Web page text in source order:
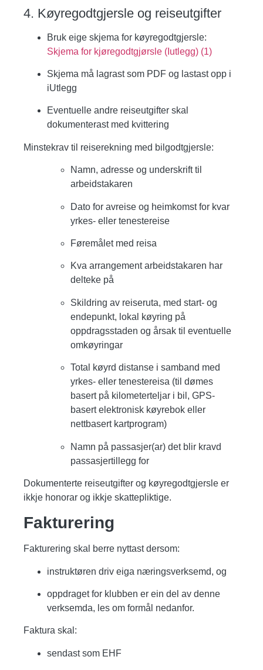
4. Køyregodtgjersle og reiseutgifter
Bruk eige skjema for køyregodtgjersle:
Skjema for kjøregodtgjørsle (Iutlegg) (1)
Skjema må lagrast som PDF og lastast opp i
iUtlegg
Eventuelle andre reiseutgifter skal
dokumenterast med kvittering
Minstekrav til reiserekning med bilgodtgjersle:
Namn, adresse og underskrift til
arbeidstakaren
Dato for avreise og heimkomst for kvar
yrkes- eller tenestereise
Føremålet med reisa
Kva arrangement arbeidstakaren har
delteke på
Skildring av reiseruta, med start- og
endepunkt, lokal køyring på
oppdragsstaden og årsak til eventuelle
omkøyringar
Total køyrd distanse i samband med
yrkes- eller tenestereisa (til dømes
basert på kilometerteljar i bil, GPS-
basert elektronisk køyrebok eller
nettbasert kartprogram)
Namn på passasjer(ar) det blir kravd
passasjertillegg for
Dokumenterte reiseutgifter og køyregodtgjersle er
ikkje honorar og ikkje skattepliktige.
Fakturering
Fakturering skal berre nyttast dersom:
instruktøren driv eiga næringsverksemd, og
oppdraget for klubben er ein del av denne
verksemda, les om formål nedanfor.
Faktura skal:
sendast som EHF